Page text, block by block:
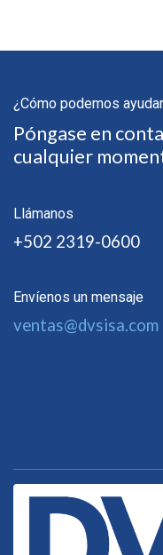
¿Cómo podemos
Póngase en
cualquier
Llámanos
+502 2319-0600
Envíenos un mensaje
ventas@dvsisa.com